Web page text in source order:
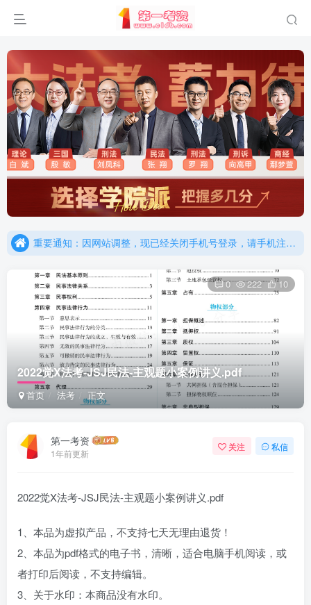
重要通知：因网站调整，现已经关闭手机号登录，请手机注册用户及时添加客服微信（微信号：dykz180），客服会协助将登陆方式更改为邮箱登录！
更新提示：已经更新部分机构主观题法考资料，推荐厚大的考点清单，高清版，特别适合学习！
2022觉X法考-JSJ民法-主观题小案例讲义.pdf
首页 法考 正文
0 222 10
第一考资
1年前更新
关注 私信
2022觉X法考-JSJ民法-主观题小案例讲义.pdf
1、本品为虚拟产品，不支持七天无理由退货！
2、本品为pdf格式的电子书，清晰，适合电脑手机阅读，或
者打印后阅读，不支持编辑。
3、关于水印：本商品没有水印。